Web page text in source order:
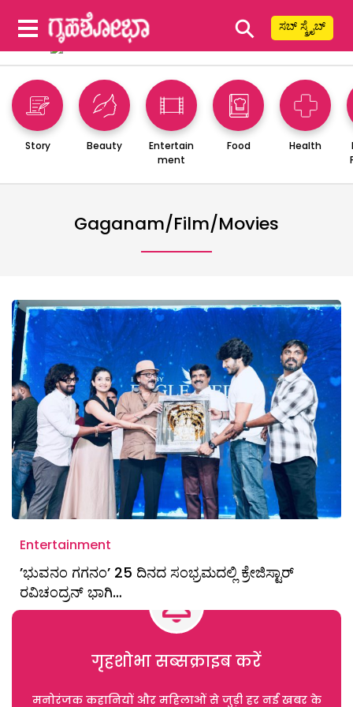
⚲ ಸಬ್ ಸ್ಕ್ರೈಬ್
Story Beauty
Entertain
ment
Food Health
Gaganam/film/movies
Entertainment
ʼಭುವನಂ ಗಗನಂʼ 25 ದಿನದ ಸಂಭ್ರಮದಲ್ಲಿ ಕ್ರೇಜಿಸ್ಟಾರ್‌
ರವಿಚಂದ್ರನ್‌ ಭಾಗಿ…
गृहशोभा सब्सक्राइब करें
मनोरंजक कहानियों और महिलाओं से जुड़ी हर नई खबर के